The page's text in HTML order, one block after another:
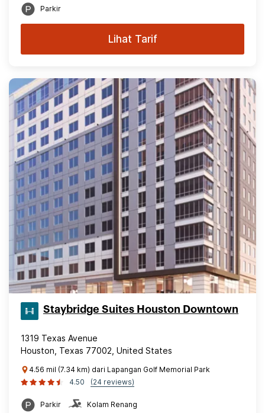
Parkir
Lihat Tarif
Staybridge Suites Houston Downtown
1319 Texas Avenue
Houston, Texas 77002, United States
4.56 mil (7.34 km) dari Lapangan Golf Memorial Park
4.50
(24 reviews)
Parkir Kolam Renang